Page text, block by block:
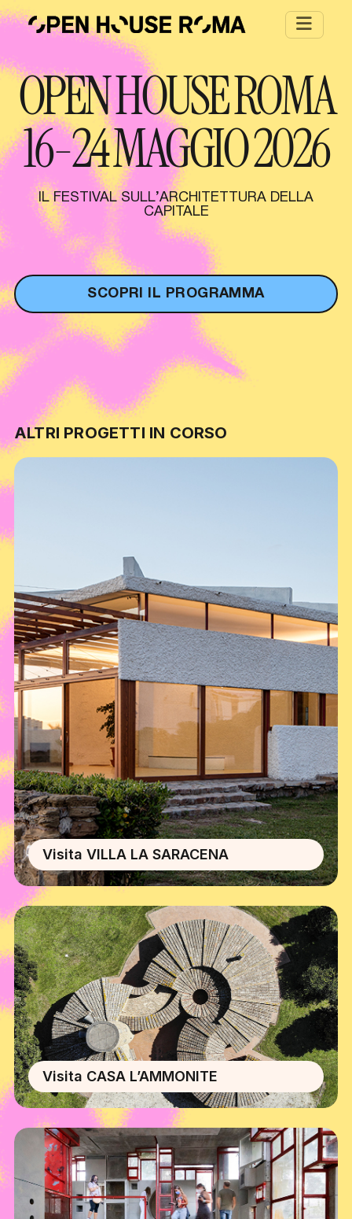
Salta al contenuto principale
OPEN HOUSE ROMA
16-24 MAGGIO 2026
IL FESTIVAL SULL’ARCHITETTURA DELLA
CAPITALE
SCOPRI IL PROGRAMMA
ALTRI PROGETTI IN CORSO
Visita VILLA LA SARACENA
Visita CASA L’AMMONITE